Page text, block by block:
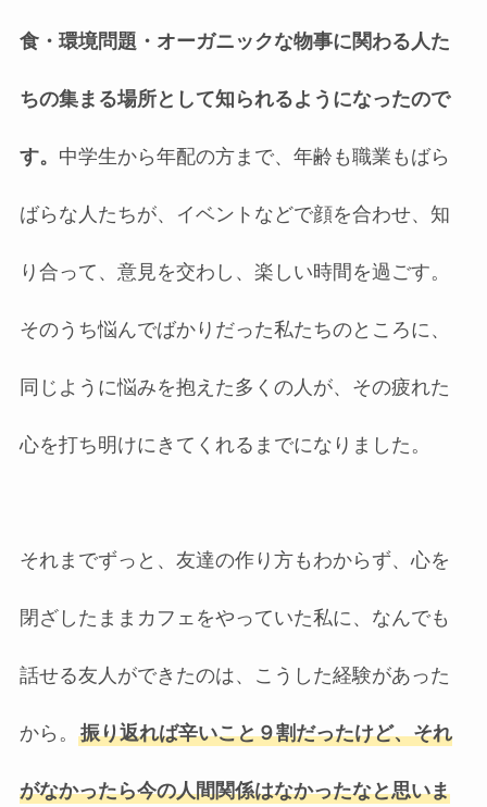
食・環境問題・オーガニックな物事に関わる人た
ちの集まる場所として知られるようになったので
す。 中学生から年配の方まで、年齢も職業もばら
ばらな人たちが、イベントなどで顔を合わせ、知
り合って、意見を交わし、楽しい時間を過ごす。
そのうち悩んでばかりだった私たちのところに、
同じように悩みを抱えた多くの人が、その疲れた
心を打ち明けにきてくれるまでになりました。
それまでずっと、友達の作り方もわからず、心を
閉ざしたままカフェをやっていた私に、なんでも
話せる友人ができたのは、こうした経験があった
から。 振り返れば辛いこと９割だったけど、それ
がなかったら今の人間関係はなかったなと思いま